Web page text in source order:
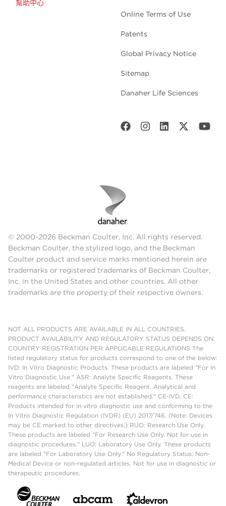
幫助中心
Online Terms of Use
Patents
Global Privacy Notice
Sitemap
Danaher Life Sciences
© 2000-2026 Beckman Coulter, Inc. All rights reserved.
Beckman Coulter, the stylized logo, and the Beckman
Coulter product and service marks mentioned herein are
trademarks or registered trademarks of Beckman Coulter,
Inc. in the United States and other countries. All other
trademarks are the property of their respective owners.
NOT ALL PRODUCTS ARE AVAILABLE IN ALL COUNTRIES.
PRODUCT AVAILABILITY AND REGULATORY STATUS DEPENDS ON
COUNTRY REGISTRATION PER APPLICABLE REGULATIONS The
listed regulatory status for products correspond to one of the below:
IVD: In Vitro Diagnostic Products. These products are labeled "For In
Vitro Diagnostic Use." ASR: Analyte Specific Reagents. These
reagents are labeled "Analyte Specific Reagent. Analytical and
performance characteristics are not established." CE-IVD, CE:
Products intended for in vitro diagnostic use and conforming to the
In Vitro Diagnostic Regulation (IVDR) (EU) 2017/746. (Note: Devices
may be CE marked to other directives.) RUO: Research Use Only.
These products are labeled "For Research Use Only. Not for use in
diagnostic procedures." LUO: Laboratory Use Only. These products
are labeled "For Laboratory Use Only." No Regulatory Status: Non-
Medical Device or non-regulated articles. Not for use in diagnostic or
therapeutic procedures.